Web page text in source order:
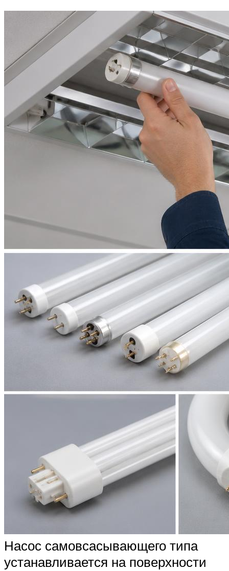
Насос самовсасывающего типа
устанавливается на поверхности